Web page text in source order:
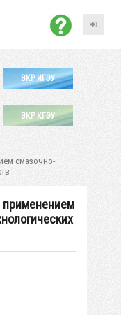
ВКР ИГЭУ
ВКР КГЭУ
смазочно-
применением